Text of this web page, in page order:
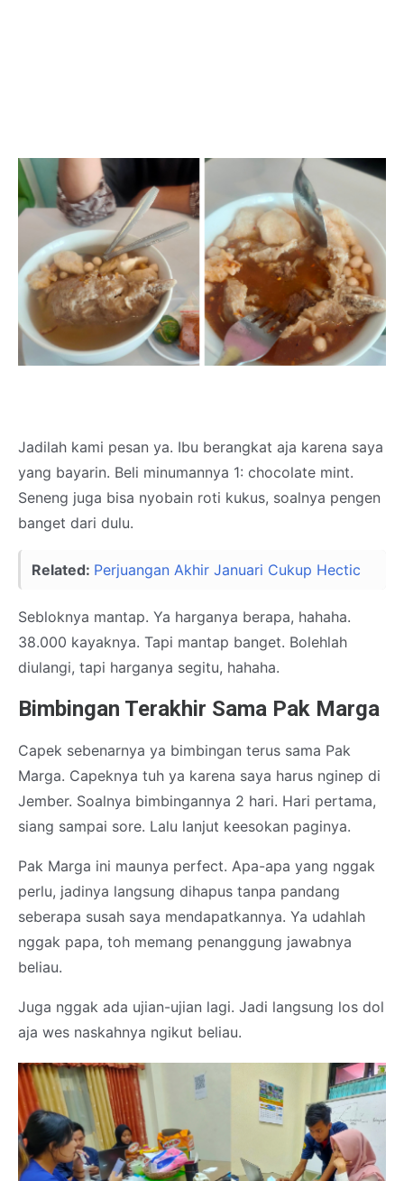
Jadilah kami pesan ya. Ibu berangkat aja karena saya
yang bayarin. Beli minumannya 1: chocolate mint.
Seneng juga bisa nyobain roti kukus, soalnya pengen
banget dari dulu.
Related: Perjuangan Akhir Januari Cukup Hectic
Sebloknya mantap. Ya harganya berapa, hahaha.
38.000 kayaknya. Tapi mantap banget. Bolehlah
diulangi, tapi harganya segitu, hahaha.
Bimbingan Terakhir Sama Pak Marga
Capek sebenarnya ya bimbingan terus sama Pak
Marga. Capeknya tuh ya karena saya harus nginep di
Jember. Soalnya bimbingannya 2 hari. Hari pertama,
siang sampai sore. Lalu lanjut keesokan paginya.
Pak Marga ini maunya perfect. Apa-apa yang nggak
perlu, jadinya langsung dihapus tanpa pandang
seberapa susah saya mendapatkannya. Ya udahlah
nggak papa, toh memang penanggung jawabnya
beliau.
Juga nggak ada ujian-ujian lagi. Jadi langsung los dol
aja wes naskahnya ngikut beliau.